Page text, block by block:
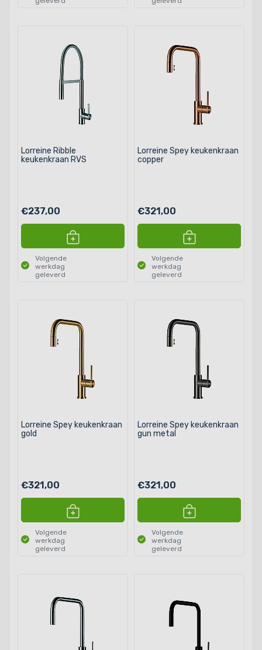
Lorreine Ribble
keukenkraan RVS
€237,00
Volgende
werkdag
geleverd
Lorreine Spey keukenkraan
copper
€321,00
Volgende
werkdag
geleverd
Lorreine Spey keukenkraan
gold
€321,00
Volgende
werkdag
geleverd
Lorreine Spey keukenkraan
gun metal
€321,00
Volgende
werkdag
geleverd